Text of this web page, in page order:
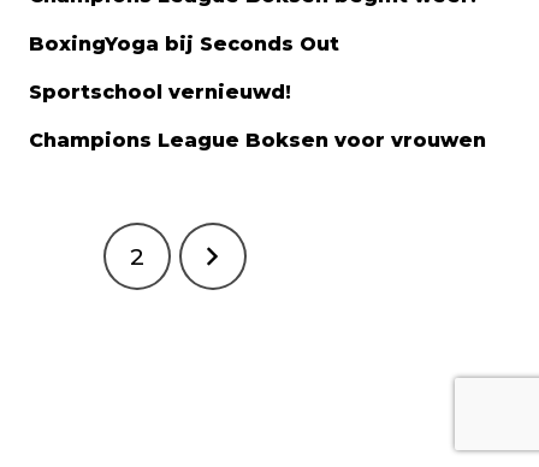
BoxingYoga bij Seconds Out
Sportschool vernieuwd!
Champions League Boksen voor vrouwen
Berichtnavigatie
2